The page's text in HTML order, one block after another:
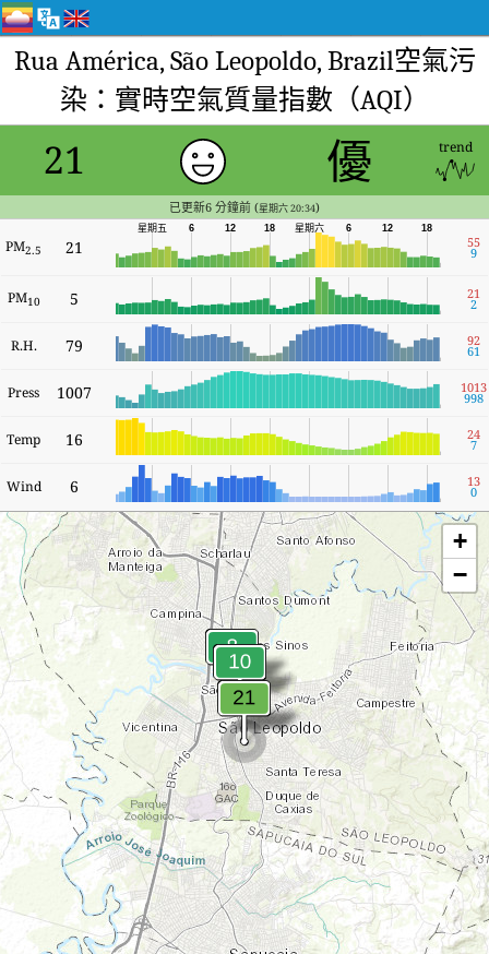
Rua América, São Leopoldo, Brazil空氣污
染：實時空氣質量指數（AQI）
21 優 trend
已更新6 分鐘前 (星期六 20:34)
PM2.5 21
18
12
6
星期六
18
12
6
星期五
55
9
PM10 5 21
2
R.H. 79 92
61
Press 1007 1013
998
Temp 16 24
7
Wind 6 13
0
+
−